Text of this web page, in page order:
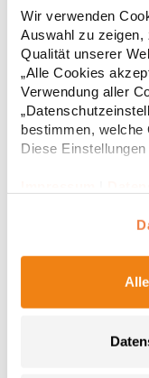
Wir verwenden
Auswahl zu
Qualität unserer
„Alle Cookies
Verwendung aller
bestimmen, welche
Diese
GmbH Dr.-Robert-
Deutschland E-Mail:
* Preise inkl. gesetzlicher
E3088 Promodoro